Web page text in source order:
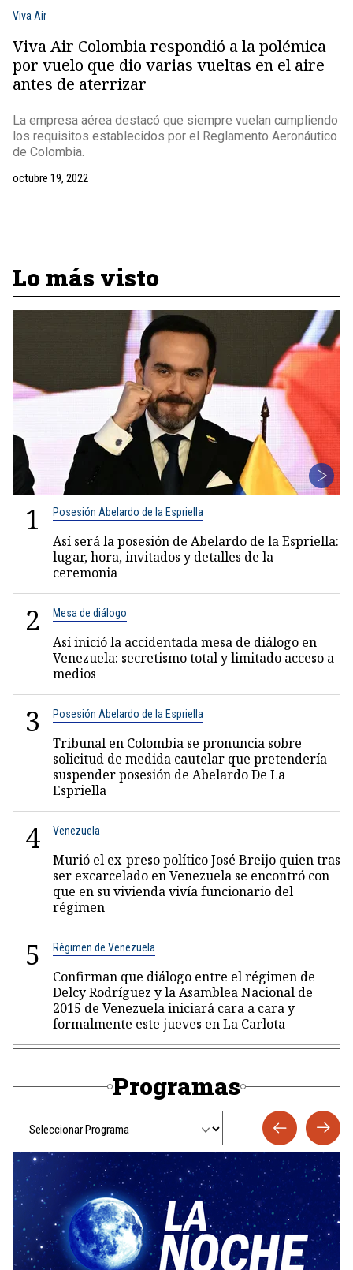
Viva Air
Viva Air Colombia respondió a la polémica
por vuelo que dio varias vueltas en el aire
antes de aterrizar
La empresa aérea destacó que siempre vuelan cumpliendo
los requisitos establecidos por el Reglamento Aeronáutico
de Colombia.
octubre 19, 2022
Lo más visto
1 Posesión Abelardo de la Espriella
Así será la posesión de Abelardo de la Espriella:
lugar, hora, invitados y detalles de la
ceremonia
2 Mesa de diálogo
Así inició la accidentada mesa de diálogo en
Venezuela: secretismo total y limitado acceso a
medios
3 Posesión Abelardo de la Espriella
Tribunal en Colombia se pronuncia sobre
solicitud de medida cautelar que pretendería
suspender posesión de Abelardo De La
Espriella
4 Venezuela
Murió el ex-preso político José Breijo quien tras
ser excarcelado en Venezuela se encontró con
que en su vivienda vivía funcionario del
régimen
5 Régimen de Venezuela
Confirman que diálogo entre el régimen de
Delcy Rodríguez y la Asamblea Nacional de
2015 de Venezuela iniciará cara a cara y
formalmente este jueves en La Carlota
Programas